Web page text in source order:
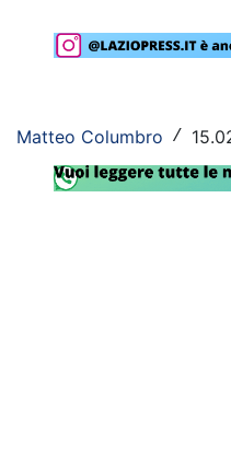
Primavera
Lazio Women
Rassegna Lazio
Matteo Columbro /